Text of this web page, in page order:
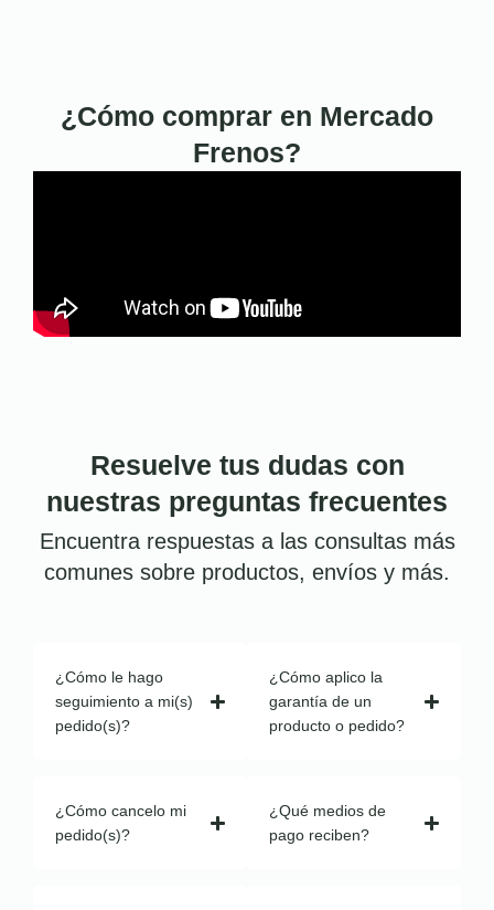
¿Cómo comprar en Mercado
Frenos?
Resuelve tus dudas con
nuestras preguntas frecuentes
Encuentra respuestas a las consultas más
comunes sobre productos, envíos y más.
¿Cómo le hago
seguimiento a mi(s)
pedido(s)?
¿Cómo cancelo mi
pedido(s)?
¿Cómo aplico la
garantía de un
producto o pedido?
¿Qué medios de
pago reciben?